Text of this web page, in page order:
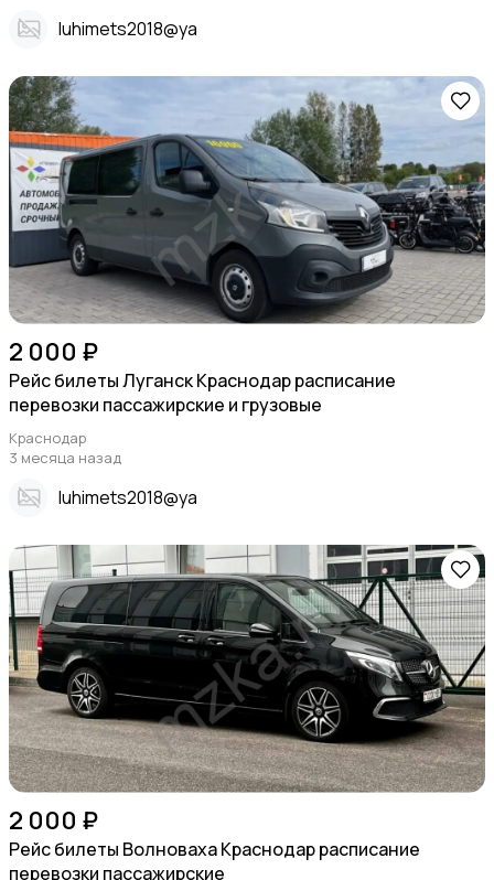
Iuhimets2018@ya
2 000 ₽
Рейс билеты Луганск Краснодар расписание
перевозки пассажирские и грузовые
Краснодар
3 месяца назад
Iuhimets2018@ya
2 000 ₽
Рейс билеты Волноваха Краснодар расписание
перевозки пассажирские